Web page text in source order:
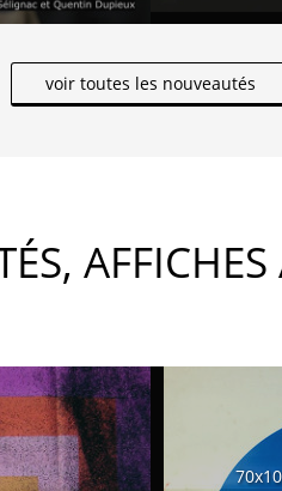
voir toutes les nouveautés